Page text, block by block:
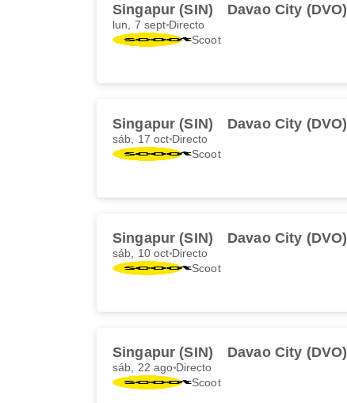
Singapur (SIN) Davao City (DVO)
lun, 7 sept Directo
Scoot
Singapur (SIN) Davao City (DVO)
sáb, 17 oct Directo
Scoot
Singapur (SIN) Davao City (DVO)
sáb, 10 oct Directo
Scoot
Singapur (SIN) Davao City (DVO)
sáb, 22 ago Directo
Scoot